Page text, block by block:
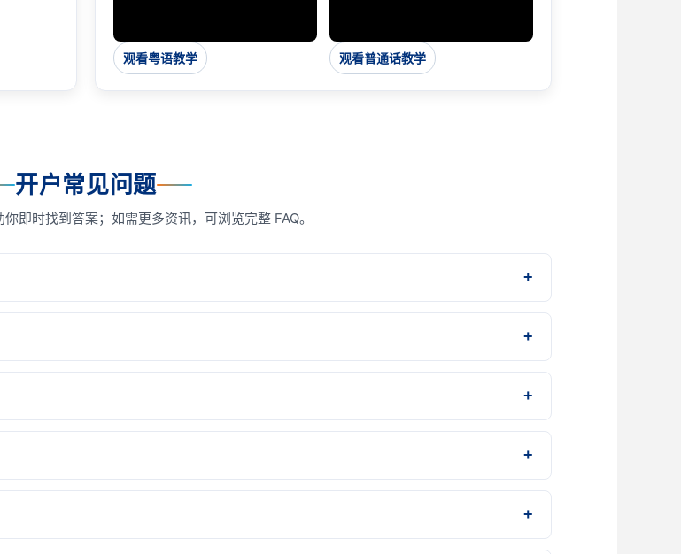
▶观看粤语教学 ▶观看普通话教学
开户常见问题
即时找到答案；如需更多资讯，可浏览完整 FAQ。
仅需提供相关资料（如身份证明、地址证明、首笔存款证明）即可完成开户；线下开户
近三个月内之住宅及通讯地址证明电子副本（邮政信箱恕不接受）。所有文件需清晰显
不少于港币 10,000 元首笔存款至辉立香港的银行账户。日后所有资金存取须经该已核
份证明文件及住址证明文件，即可申请线上开户。
敬请谅解。